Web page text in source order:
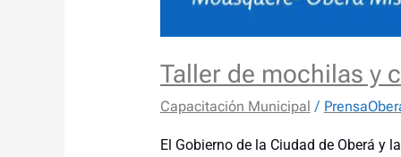
Taller de mochilas y
Capacitación Municipal /
El Gobierno de la Ciudad de Oberá y